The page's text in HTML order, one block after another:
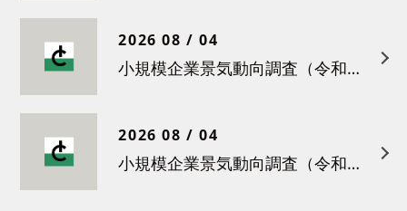
2026 08 / 04
小規模企業景気動向調査（令和８年４月）結果について
2026 08 / 04
小規模企業景気動向調査（令和８年３月）結果について